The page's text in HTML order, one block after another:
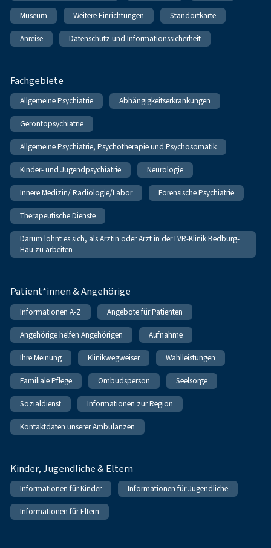
Museum Weitere Einrichtungen Standortkarte
Anreise Datenschutz und Informationssicherheit
Fachgebiete
Allgemeine Psychiatrie Abhängigkeitserkrankungen
Gerontopsychiatrie
Allgemeine Psychiatrie, Psychotherapie und Psychosomatik
Kinder- und Jugendpsychiatrie Neurologie
Innere Medizin/ Radiologie/Labor Forensische Psychiatrie
Therapeutische Dienste
Darum lohnt es sich, als Ärztin oder Arzt in der LVR-Klinik Bedburg-
Hau zu arbeiten
Patient*innen & Angehörige
Informationen A-Z Angebote für Patienten
Angehörige helfen Angehörigen Aufnahme
Ihre Meinung Klinikwegweiser Wahlleistungen
Familiale Pflege Ombudsperson Seelsorge
Sozialdienst Informationen zur Region
Kontaktdaten unserer Ambulanzen
Kinder, Jugendliche & Eltern
Informationen für Kinder Informationen für Jugendliche
Informationen für Eltern